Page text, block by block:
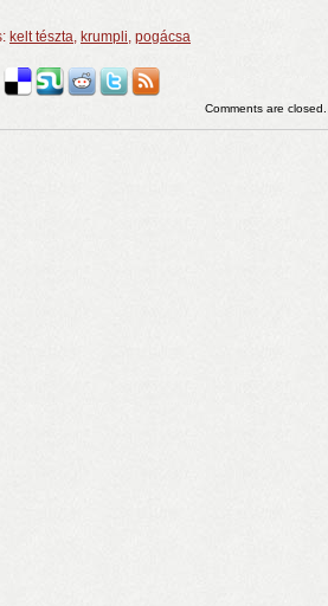
kelt tészta, krumpli, pogácsa
Comments are closed.